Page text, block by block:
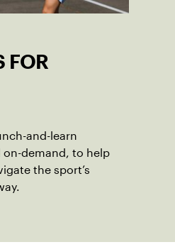
FOR
and-learn
on-demand, to help
the sport’s